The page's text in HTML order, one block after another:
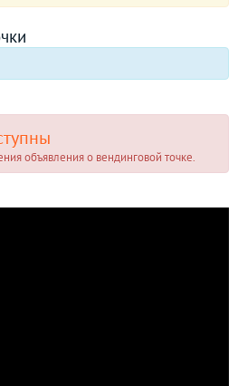
объявления о вендинговой точке.